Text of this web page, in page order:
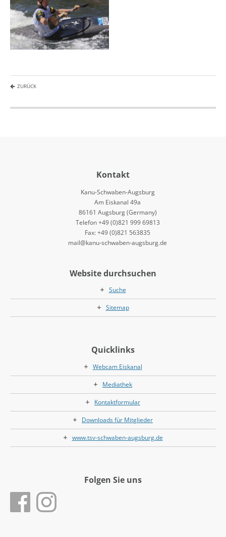
ZURÜCK
Kontakt
Kanu-Schwaben-Augsburg
Am Eiskanal 49a
86161 Augsburg (Germany)
Telefon +49 (0)821 999 69813
Fax: +49 (0)821 563835
mail@kanu-schwaben-augsburg.de
Website durchsuchen
Suche
Sitemap
Quicklinks
Webcam Eiskanal
Mediathek
Kontaktformular
Downloads für Mitglieder
www.tsv-schwaben-augsburg.de
Folgen Sie uns